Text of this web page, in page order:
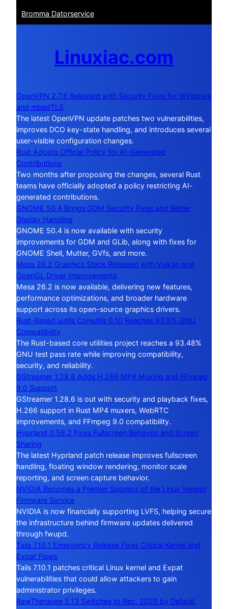
Bromma Datorservice
Linuxiac.com
OpenVPN 2.7.6 Released with Security Fixes for Windows
and mbedTLS
The latest OpenVPN update patches two vulnerabilities,
improves DCO key-state handling, and introduces several
user-visible configuration changes.
Rust Adopts Official Policy for AI-Generated
Contributions
Two months after proposing the changes, several Rust
teams have officially adopted a policy restricting AI-
generated contributions.
GNOME 50.4 Brings GDM Security Fixes and Better
Display Handling
GNOME 50.4 is now available with security
improvements for GDM and GLib, along with fixes for
GNOME Shell, Mutter, GVfs, and more.
Mesa 26.2 Graphics Stack Released with Vulkan and
OpenGL Driver Improvements
Mesa 26.2 is now available, delivering new features,
performance optimizations, and broader hardware
support across its open-source graphics drivers.
Rust-Based uutils Coreutils 0.10 Reaches 93.5% GNU
Compatibility
The Rust-based core utilities project reaches a 93.48%
GNU test pass rate while improving compatibility,
security, and reliability.
GStreamer 1.28.6 Adds H.266 MP4 Muxing and FFmpeg
9.0 Support
GStreamer 1.28.6 is out with security and playback fixes,
H.266 support in Rust MP4 muxers, WebRTC
improvements, and FFmpeg 9.0 compatibility.
Hyprland 0.56.2 Fixes Fullscreen Behavior and Screen
Sharing
The latest Hyprland patch release improves fullscreen
handling, floating window rendering, monitor scale
reporting, and screen capture behavior.
NVIDIA Becomes a Premier Sponsor of the Linux Vendor
Firmware Service
NVIDIA is now financially supporting LVFS, helping secure
the infrastructure behind firmware updates delivered
through fwupd.
Tails 7.10.1 Emergency Release Fixes Critical Kernel and
Expat Flaws
Tails 7.10.1 patches critical Linux kernel and Expat
vulnerabilities that could allow attackers to gain
administrator privileges.
RawTherapee 5.13 Switches to Rec. 2020 by Default,